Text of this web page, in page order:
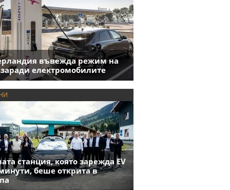
въвежда режим на
заради електромобилите
станция, която зарежда EV
беше открита в